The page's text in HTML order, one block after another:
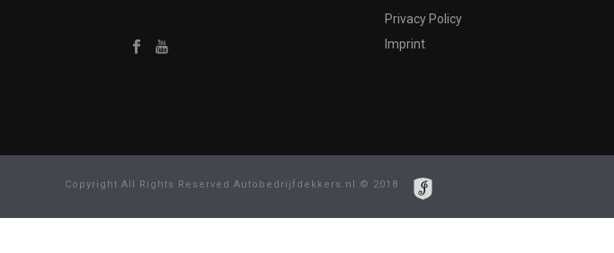
Privacy Policy
Imprint
Copyright All Rights Reserved Autobedrijfdekkers.nl © 2018